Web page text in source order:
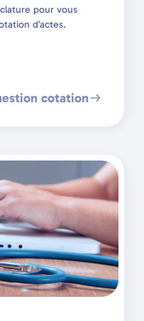
pour vous
d’actes.
cotation